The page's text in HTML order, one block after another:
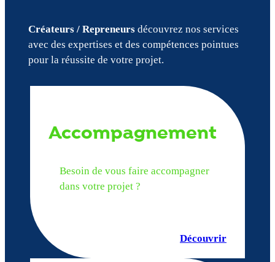
Créateurs / Repreneursdécouvrez nos services
avec des expertises et des compétences pointues
pour la réussite de votre projet.
Accompagnement
Besoin de vous faire accompagner
dans votre projet ?
Découvrir